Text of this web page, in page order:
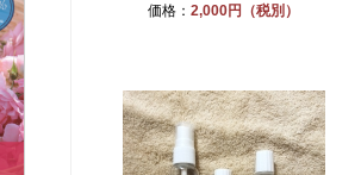
価格： 2,000円（税別）